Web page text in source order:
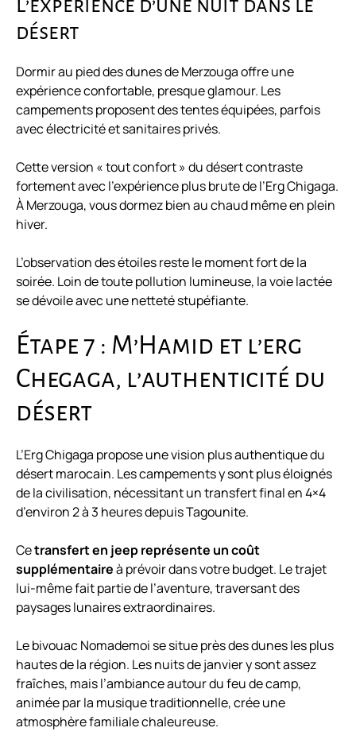
L’expérience d’une nuit dans le
désert
Dormir au pied des dunes de Merzouga offre une
expérience confortable, presque glamour. Les
campements proposent des tentes équipées, parfois
avec électricité et sanitaires privés.
Cette version « tout confort » du désert contraste
fortement avec l’expérience plus brute de l’Erg Chigaga.
À Merzouga, vous dormez bien au chaud même en plein
hiver.
L’observation des étoiles reste le moment fort de la
soirée. Loin de toute pollution lumineuse, la voie lactée
se dévoile avec une netteté stupéfiante.
Étape 7 : M’Hamid et l’erg
Chegaga, l’authenticité du
désert
L’Erg Chigaga propose une vision plus authentique du
désert marocain. Les campements y sont plus éloignés
de la civilisation, nécessitant un transfert final en 4×4
d’environ 2 à 3 heures depuis Tagounite.
Cetransfert en jeep représente un coût
supplémentaireà prévoir dans votre budget. Le trajet
lui-même fait partie de l’aventure, traversant des
paysages lunaires extraordinaires.
Le bivouac Nomademoi se situe près des dunes les plus
hautes de la région. Les nuits de janvier y sont assez
fraîches, mais l’ambiance autour du feu de camp,
animée par la musique traditionnelle, crée une
atmosphère familiale chaleureuse.